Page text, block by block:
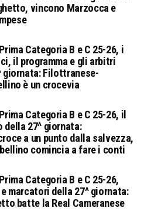
vincono Marzocca e
Categoria B e C 25-26, i
il programma e gli arbitri
giornata: Filottranese-
è un crocevia
Categoria B e C 25-26, il
della 27^ giornata:
a un punto dalla salvezza,
comincia a fare i conti
Categoria B e C 25-26,
marcatori della 27^ giornata:
batte la Real Cameranese